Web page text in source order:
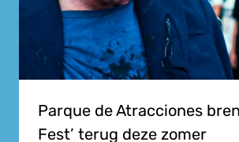
Parque de Atracciones
Fest’ terug deze zomer